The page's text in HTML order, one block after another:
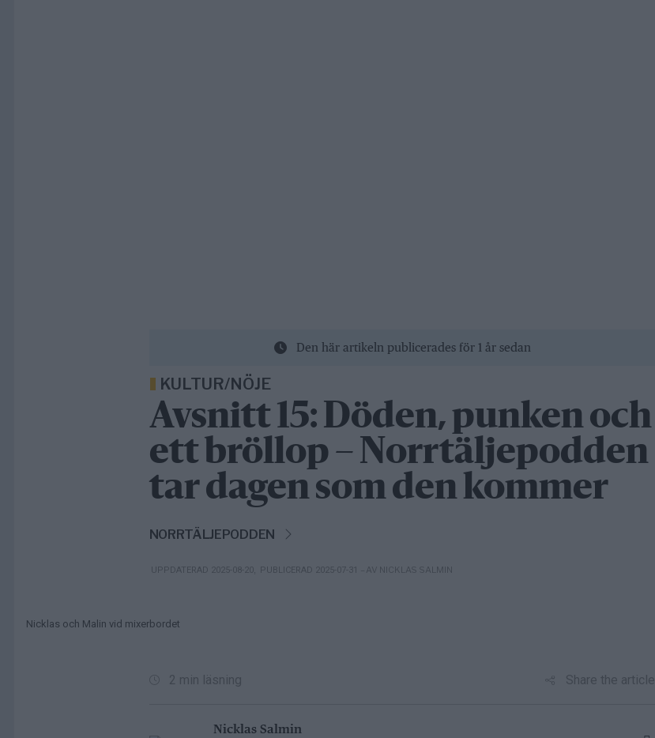
Den här artikeln publicerades för 1 år sedan
KULTUR/NÖJE
Avsnitt 15: Döden, punken och
ett bröllop – Norrtäljepodden
tar dagen som den kommer
NORRTÄLJEPODDEN
UPPDATERAD 2025-08-20 , PUBLICERAD 2025-07-31 – AV NICKLAS SALMIN
Nicklas och Malin vid mixerbordet
2 min läsning Share the article
Nicklas Salmin